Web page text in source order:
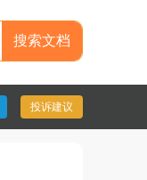
搜索文档
投诉建议